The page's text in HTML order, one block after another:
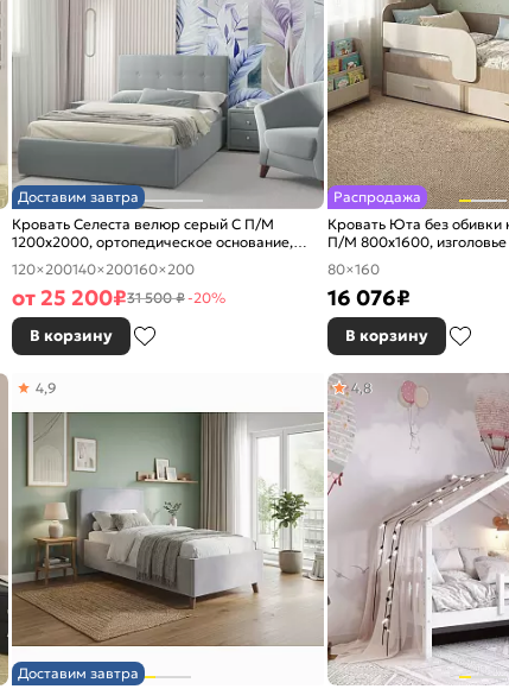
Доставим завтра
Кровать Селеста велюр серый С П/М
1200x2000, ортопедическое основание,
120×200140×200160×200
от 25 200₽31 500 ₽-20%
В корзину
Распродажа
Кровать Юта без обивки
П/М 800x1600, изголовье
80×160
16 076₽
В корзину
Доставим завтра
4,9 4,8